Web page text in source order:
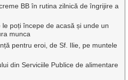
BB în rutina zilnică de îngrijire a
poți începe de acasă și unde un
munca
pentru eroi, de Sf. Ilie, pe muntele
din Serviciile Publice de alimentare